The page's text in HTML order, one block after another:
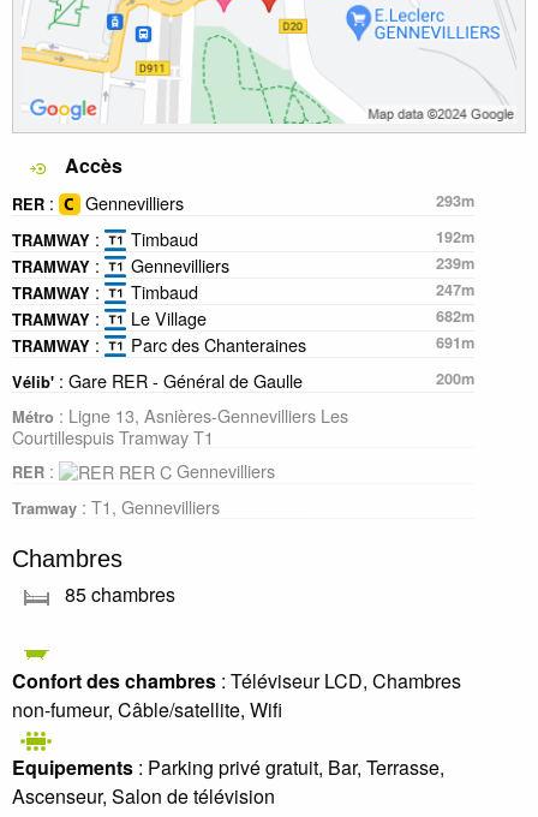
Accès
RER : Gennevilliers
293m
TRAMWAY : Timbaud
192m
TRAMWAY : Gennevilliers
239m
TRAMWAY : Timbaud
247m
TRAMWAY : Le Village
682m
TRAMWAY : Parc des Chanteraines
691m
Vélib' : Gare RER - Général de Gaulle
200m
Métro : Ligne 13, Asnières-Gennevilliers Les
Courtillespuis Tramway T1
RER : Gennevilliers
Tramway : T1, Gennevilliers
Chambres
85 chambres
Confort des chambres : Téléviseur LCD, Chambres
non-fumeur, Câble/satellite, Wifi
Equipements : Parking privé gratuit, Bar, Terrasse,
Ascenseur, Salon de télévision